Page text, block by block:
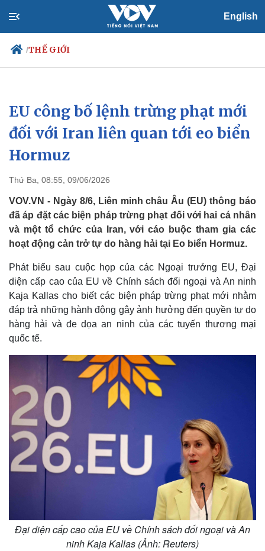
English
/THẾ GIỚI
Chính trị
Đảng
Tổ chức nhân sự
Quốc hội
Xã hội
Dự báo thời tiết
EU công bố lệnh trừng phạt mới
đối với Iran liên quan tới eo biển
Hormuz
Thứ Ba, 08:55, 09/06/2026
VOV.VN - Ngày 8/6, Liên minh châu Âu (EU) thông báo
đã áp đặt các biện pháp trừng phạt đối với hai cá nhân
và một tổ chức của Iran, với cáo buộc tham gia các
hoạt động cản trở tự do hàng hải tại Eo biển Hormuz.
Phát biểu sau cuộc họp của các Ngoại trưởng EU, Đại
diện cấp cao của EU về Chính sách đối ngoại và An ninh
Kaja Kallas cho biết các biện pháp trừng phạt mới nhằm
đáp trả những hành động gây ảnh hưởng đến quyền tự do
hàng hải và đe dọa an ninh của các tuyến thương mại
quốc tế.
Đại diện cấp cao của EU về Chính sách đối ngoại và An
ninh Kaja Kallas (Ảnh: Reuters)